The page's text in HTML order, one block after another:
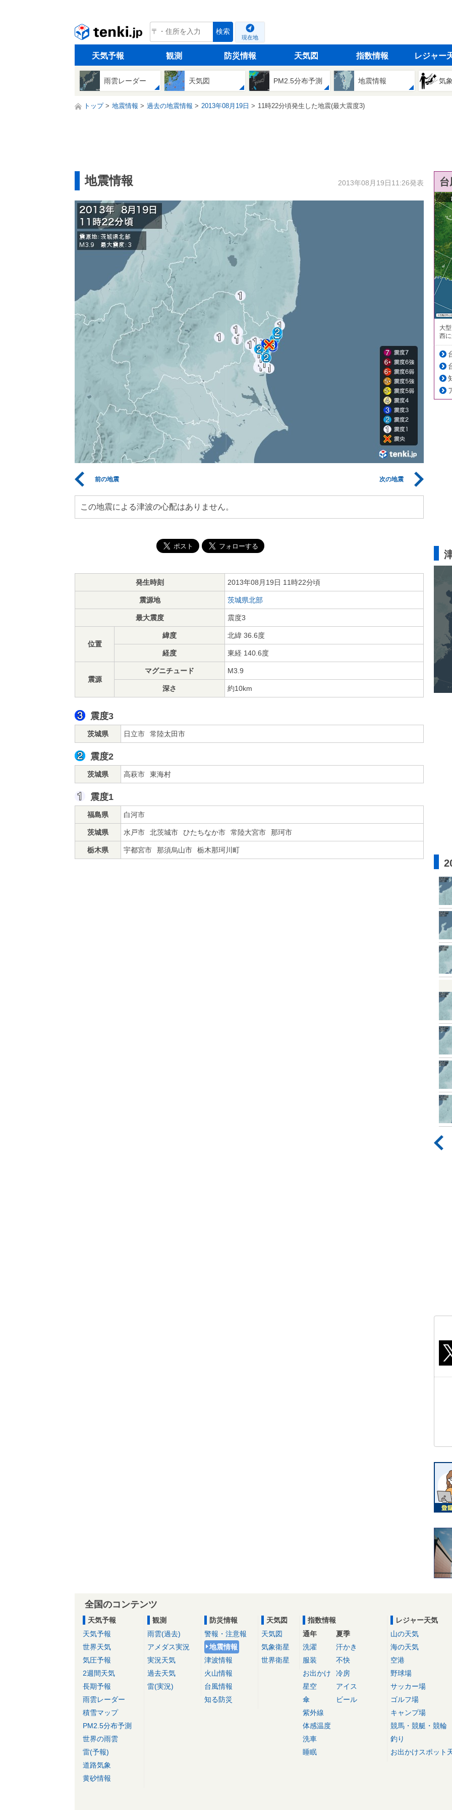
tenki.jp 検索
現在地
天気予報 観測 防災情報 天気図 指数情報 レジャー
雨雲レーダー 天気図 PM2.5分布予測 地震情報 気
トップ 地震情報 過去の地震情報 2013年08月19日 11時22分頃発生した地震(最大震度3)
地震情報 2013年08月19日11:26発表
前の地震 次の地震
この地震による津波の心配はありません。
発生時刻 2013年08月19日 11時22分頃
震源地 茨城県北部
最大震度 震度3
位置
緯度 北緯 36.6度
経度 東経 140.6度
震源
マグニチュード M3.9
深さ 約10km
震度3
茨城県 日立市 常陸太田市
震度2
茨城県 高萩市 東海村
震度1
福島県 白河市
茨城県 水戸市 北茨城市 ひたちなか市 常陸大宮市 那珂市
栃木県 宇都宮市 那須烏山市 栃木那珂川町
大
西
全国のコンテンツ
天気予報
天気予報
世界天気
気圧予報
2週間天気
長期予報
雨雲レーダー
積雪マップ
PM2.5分布予測
世界の雨雲
雷(予報)
道路気象
黄砂情報
観測
雨雲(過去)
アメダス実況
実況天気
過去天気
雷(実況)
防災情報
警報・注意報
地震情報
津波情報
火山情報
台風情報
知る防災
天気図
天気図
気象衛星
世界衛星
指数情報
通年
洗濯
服装
お出かけ
星空
傘
紫外線
体感温度
洗車
睡眠
夏季
汗かき
不快
冷房
アイス
ビール
レジャー天気
山の天気
海の天気
空港
野球場
サッカー場
ゴルフ場
キャンプ場
競馬・競艇・競輪
釣り
お出かけスポット